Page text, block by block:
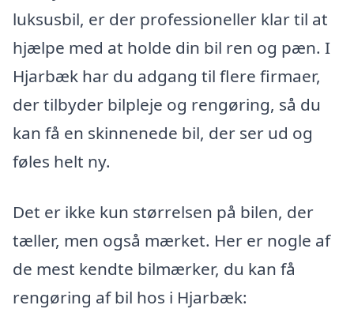
luksusbil, er der professioneller klar til at
hjælpe med at holde din bil ren og pæn. I
Hjarbæk har du adgang til flere firmaer,
der tilbyder bilpleje og rengøring, så du
kan få en skinnenede bil, der ser ud og
føles helt ny.
Det er ikke kun størrelsen på bilen, der
tæller, men også mærket. Her er nogle af
de mest kendte bilmærker, du kan få
rengøring af bil hos i Hjarbæk: